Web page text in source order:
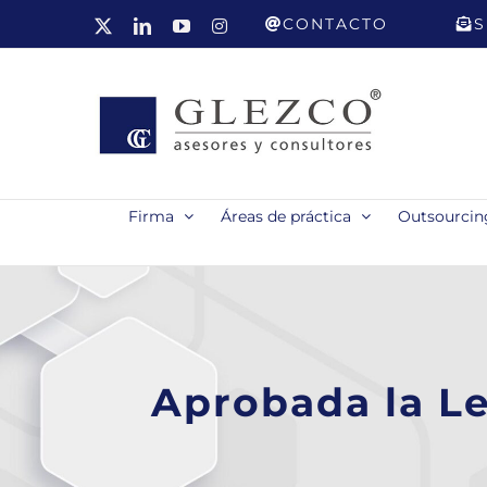
LinkedInYouTubeInstagramCONTACTO
Firma Áreas de práctica
Aprobada la